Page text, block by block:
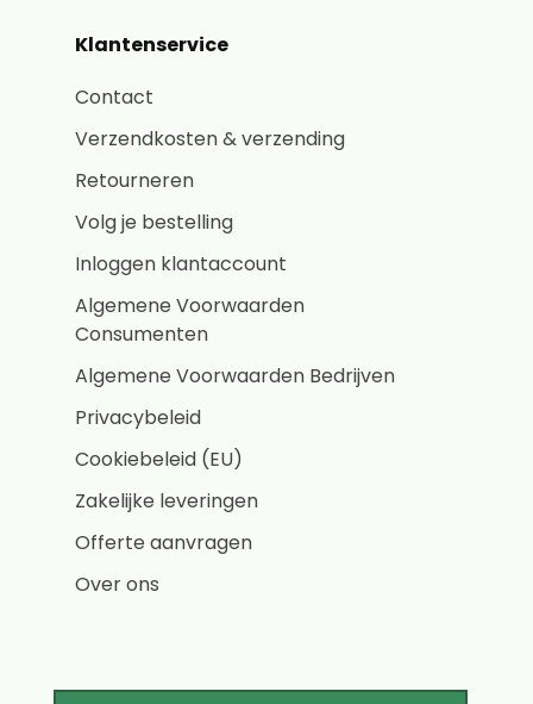
Klantenservice
Contact
Verzendkosten & verzending
Retourneren
Volg je bestelling
Inloggen klantaccount
Algemene Voorwaarden
Consumenten
Algemene Voorwaarden Bedrijven
Privacybeleid
Cookiebeleid (EU)
Zakelijke leveringen
Offerte aanvragen
Over ons